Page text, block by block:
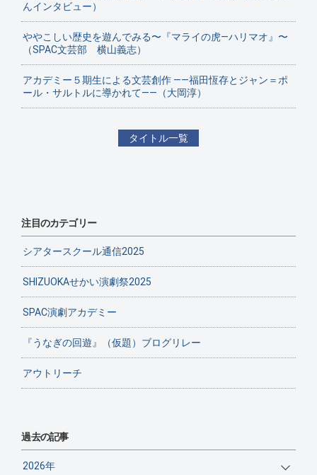
んインタビュー）
ややこしい歴史を遊んでみる〜『マライの虎—ハリマオ』〜
（SPAC文芸部 横山義志）
アカデミー５期生による文芸創作 ——福田恆存とジャン＝ポ
ール・サルトルに導かれて——（大岡淳）
タイトル一覧
注目のカテゴリー
シアタースクール通信2025
SHIZUOKAせかい演劇祭2025
SPAC演劇アカデミー
『うなぎの回遊』（仮題）ブログリレー
アウトリーチ
過去の記事
2026年